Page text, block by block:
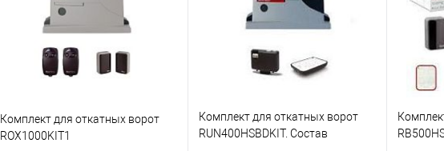
В избранное
Под заказ
В избранное
Под заказ
В
Комплект для откатных ворот
ROX1000KIT1
Комплект для откатных ворот
RUN400HSBDKIT. Состав